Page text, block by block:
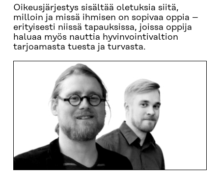
Oikeusjärjestys sisältää oletuksia siitä,
milloin ja missä ihmisen on sopivaa oppia –
erityisesti niissä tapauksissa, joissa oppija
haluaa myös nauttia hyvinvointivaltion
tarjoamasta tuesta ja turvasta.